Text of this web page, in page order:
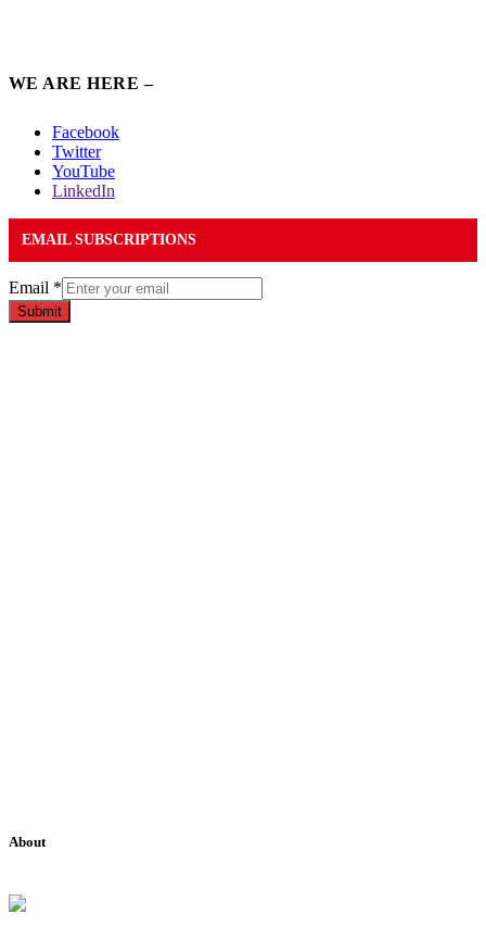
WE ARE HERE –
Facebook
Twitter
YouTube
LinkedIn
EMAIL SUBSCRIPTIONS
Email *
Submit
About